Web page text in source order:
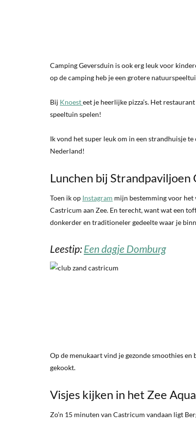
Camping Geversduin is ook erg leuk voor
op de camping heb je een grotere
Bij Knoesteet je heerlijke pizza’s. Het
speeltuin spelen!
Ik vond het super leuk om in een strandhuisje
Nederland!
Lunchen bij Strandpaviljoen
Toen ik op Instagram mijn bestemming voor
Castricum aan Zee. En terecht, want wat een
donkerder en traditioneler gedeelte waar je
Leestip: Een dagje Domburg
Op de menukaart vind je gezonde smoothies
gekookt.
Visjes kijken in het Zee
Zo’n 15 minuten van Castricum vandaan ligt